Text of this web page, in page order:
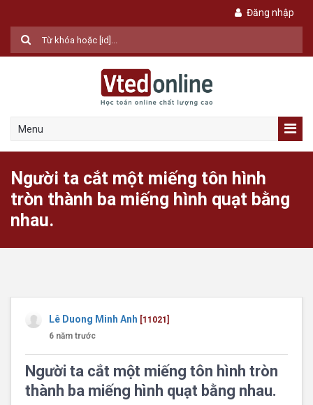
Đăng nhập
Menu
Người ta cắt một miếng tôn hình
tròn thành ba miếng hình quạt bằng
nhau.
Lê Duong Minh Anh
[11021]
6 năm trước
Người ta cắt một miếng tôn hình tròn
thành ba miếng hình quạt bằng nhau.